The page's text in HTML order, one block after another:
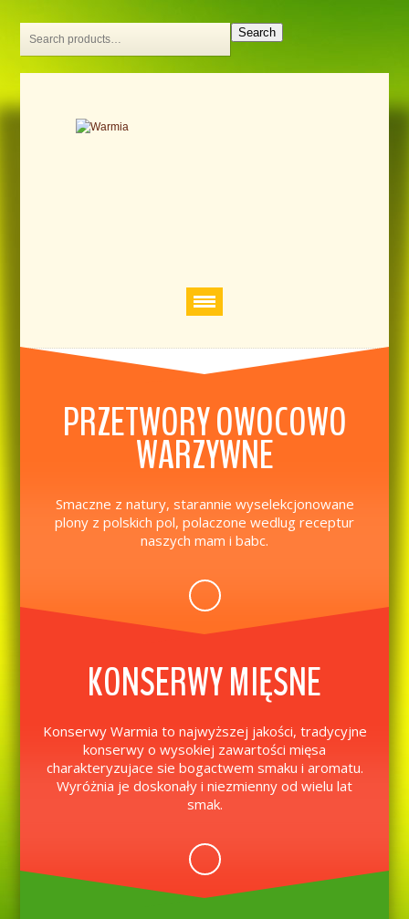
Search
PRZETWORY OWOCOWO
WARZYWNE
Smaczne z natury, starannie wyselekcjonowane
plony z polskich pol, polaczone wedlug receptur
naszych mam i babc.
KONSERWY MIĘSNE
Konserwy Warmia to najwyższej jakości, tradycyjne
konserwy o wysokiej zawartości mięsa
charakteryzujace sie bogactwem smaku i aromatu.
Wyróżnia je doskonały i niezmienny od wielu lat
smak.